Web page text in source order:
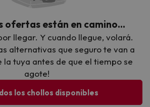
ofertas están en camino…
llegar. Y cuando llegue, volará.
alternativas que seguro te van a
la tuya antes de que el tiempo se
agote!
los chollos disponibles